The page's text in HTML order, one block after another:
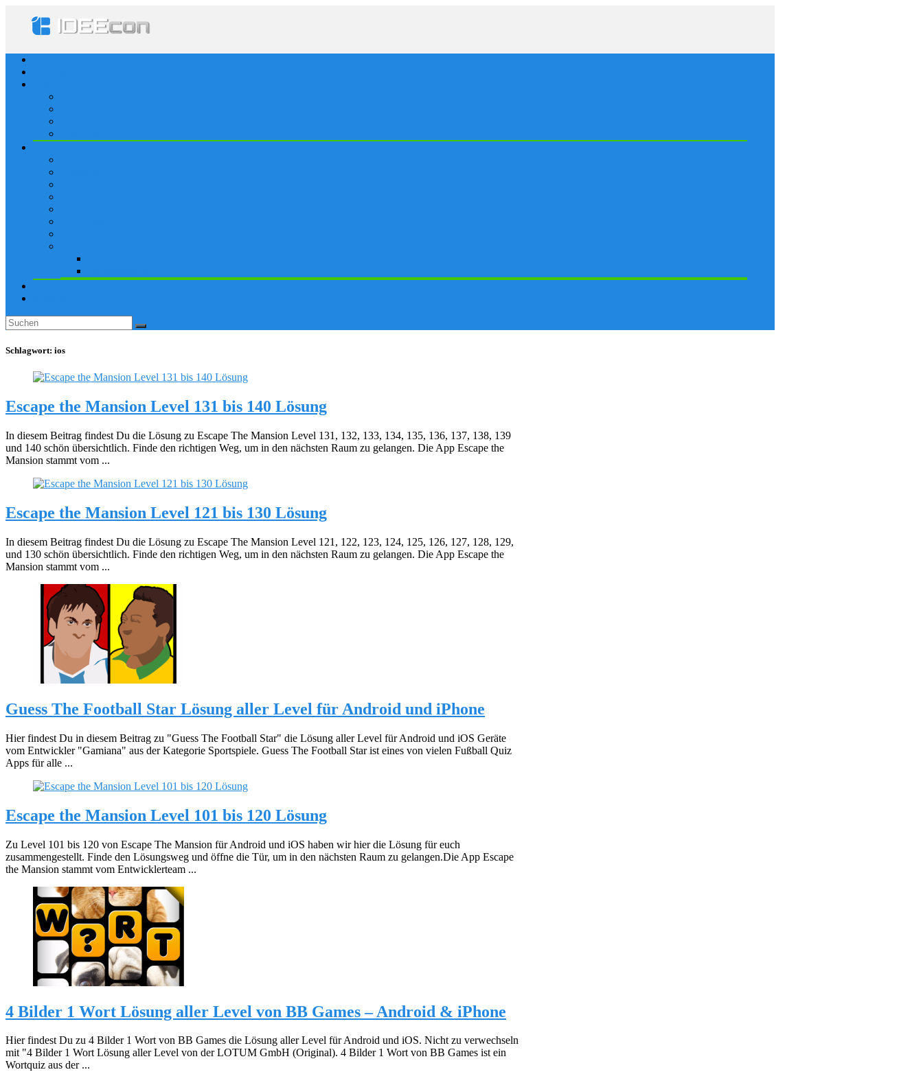
Schlagwort: ios
Escape the Mansion Level 131 bis 140 Lösung
In diesem Beitrag findest Du die Lösung zu Escape The Mansion Level 131, 132, 133, 134, 135, 136, 137, 138, 139
und 140 schön übersichtlich. Finde den richtigen Weg, um in den nächsten Raum zu gelangen. Die App Escape the
Mansion stammt vom ...
Escape the Mansion Level 121 bis 130 Lösung
In diesem Beitrag findest Du die Lösung zu Escape The Mansion Level 121, 122, 123, 124, 125, 126, 127, 128, 129,
und 130 schön übersichtlich. Finde den richtigen Weg, um in den nächsten Raum zu gelangen. Die App Escape the
Mansion stammt vom ...
Guess The Football Star Lösung aller Level für Android und iPhone
Hier findest Du in diesem Beitrag zu "Guess The Football Star" die Lösung aller Level für Android und iOS Geräte
vom Entwickler "Gamiana" aus der Kategorie Sportspiele. Guess The Football Star ist eines von vielen Fußball Quiz
Apps für alle ...
Escape the Mansion Level 101 bis 120 Lösung
Zu Level 101 bis 120 von Escape The Mansion für Android und iOS haben wir hier die Lösung für euch
zusammengestellt. Finde den Lösungsweg und öffne die Tür, um in den nächsten Raum zu gelangen.Die App Escape
the Mansion stammt vom Entwicklerteam ...
4 Bilder 1 Wort Lösung aller Level von BB Games – Android & iPhone
Hier findest Du zu 4 Bilder 1 Wort von BB Games die Lösung aller Level für Android und iOS. Nicht zu verwechseln
mit "4 Bilder 1 Wort Lösung aller Level von der LOTUM GmbH (Original). 4 Bilder 1 Wort von BB Games ist ein
Wortquiz aus der ...